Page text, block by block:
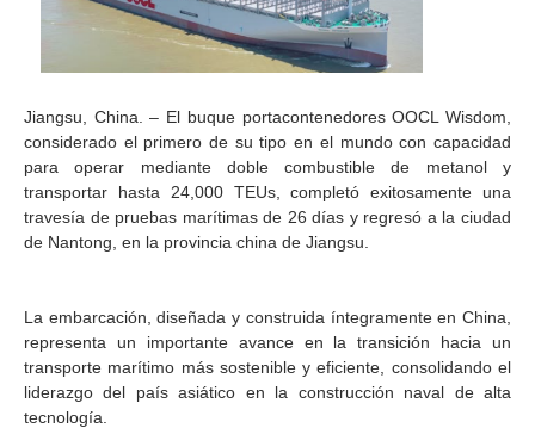
Jiangsu, China. – El buque portacontenedores OOCL Wisdom,
considerado el primero de su tipo en el mundo con capacidad
para operar mediante doble combustible de metanol y
transportar hasta 24,000 TEUs, completó exitosamente una
travesía de pruebas marítimas de 26 días y regresó a la ciudad
de Nantong, en la provincia china de Jiangsu.
La embarcación, diseñada y construida íntegramente en China,
representa un importante avance en la transición hacia un
transporte marítimo más sostenible y eficiente, consolidando el
liderazgo del país asiático en la construcción naval de alta
tecnología.